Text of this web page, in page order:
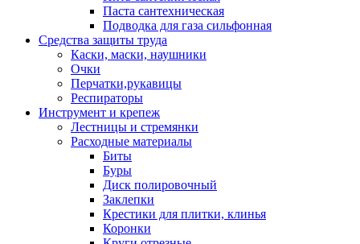
Паста сантехническая
Подводка для газа сильфонная
Средства защиты труда
Каски, маски, наушники
Очки
Перчатки,рукавицы
Респираторы
Инструмент и крепеж
Лестницы и стремянки
Расходные материалы
Биты
Буры
Диск полировочный
Заклепки
Крестики для плитки, клинья
Коронки